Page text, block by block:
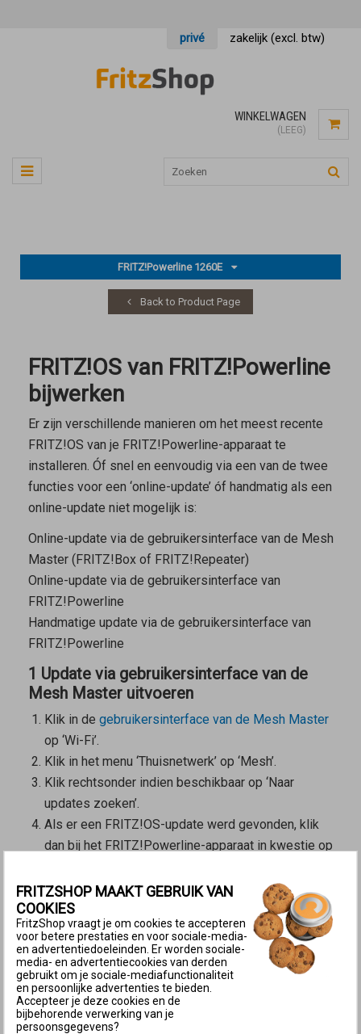
privé zakelijk (excl. btw)
WINKELWAGEN
(LEEG)
FRITZ!Powerline 1260E
Back to Product Page
FRITZ!OS van FRITZ!Powerline
bijwerken
Er zijn verschillende manieren om het meest recente
FRITZ!OS van je FRITZ!Powerline-apparaat te
installeren. Óf snel en eenvoudig via een van de twee
functies voor een ‘online-update’ óf handmatig als een
online-update niet mogelijk is:
Online-update via de gebruikersinterface van de Mesh
Master(FRITZ!Box of FRITZ!Repeater)
Online-update via de gebruikersinterface van
FRITZ!Powerline
Handmatige update via de gebruikersinterface van
FRITZ!Powerline
1 Update via gebruikersinterface van de
Mesh Master uitvoeren
Klik in de gebruikersinterface van de Mesh Master
op ‘Wi-Fi’.
Klik in het menu ‘Thuisnetwerk’ op ‘Mesh’.
Klik rechtsonder indien beschikbaar op ‘Naar
updates zoeken’.
Als er een FRITZ!OS-update werd gevonden, klik
dan bij het FRITZ!Powerline-apparaat in kwestie op
2 Update via gebruikersinterface van
FRITZ!Powerline uitvoeren
Klik in degebruikersinterface van FRITZ!Powerline
op ‘Systeem’.
Klik in het menu ‘Systeem’ op ‘Update’.
Klik op het tabblad ‘FRITZ!OS-versie’.
Klik op ‘Nieuw FRITZ!OS zoeken’.
FRITZSHOP MAAKT GEBRUIK VAN
COOKIES
FritzShop vraagt je om cookies te accepteren
voor betere prestaties en voor sociale-media-
en advertentiedoeleinden. Er worden sociale-
media- en advertentiecookies van derden
gebruikt om je sociale-mediafunctionaliteit
en persoonlijke advertenties te bieden.
Accepteer je deze cookies en de
bijbehorende verwerking van je
persoonsgegevens?